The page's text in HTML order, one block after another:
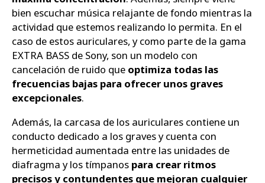
bien escuchar música relajante de fondo mientras la
actividad que estemos realizando lo permita. En el
caso de estos auriculares, y como parte de la gama
EXTRA BASS de Sony, son un modelo con
cancelación de ruido que optimiza todas las
frecuencias bajas para ofrecer unos graves
excepcionales.
Además, la carcasa de los auriculares contiene un
conducto dedicado a los graves y cuenta con
hermeticidad aumentada entre las unidades de
diafragma y los tímpanos para crear ritmos
precisos y contundentes que mejoran cualquier